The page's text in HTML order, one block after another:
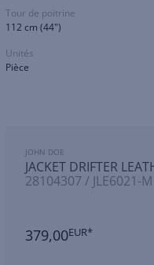
Tour de poitrine
112 cm (44")
Unités
Pièce
JOHN DOE
JACKET DRIFTER
28104307 / JLE6021-M
379,00EUR*